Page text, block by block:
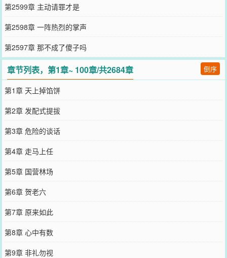
第2599章 主动请罪才是
第2598章 一阵热烈的掌声
第2597章 那不成了傻子吗
章节列表，第1章~ 100章/共2684章 倒序
第1章 天上掉馅饼
第2章 发配式提拔
第3章 危险的谈话
第4章 走马上任
第5章 国营林场
第6章 贺老六
第7章 原来如此
第8章 心中有数
第9章 非礼勿视